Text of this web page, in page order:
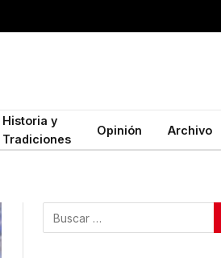
Historia y
Tradiciones
Opinión Archivo